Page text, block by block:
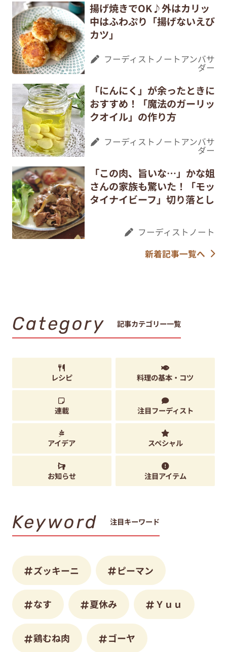
揚げ焼きでOK♪外はカリッ
中はふわぷり「揚げないえび
カツ」
フーディストノートアンバサ
ダー
「にんにく」が余ったときに
おすすめ！「魔法のガーリッ
クオイル」の作り方
フーディストノートアンバサ
ダー
「この肉、旨いな…」かな姐
さんの家族も驚いた！「モッ
タイナイビーフ」切り落とし
フーディストノート
新着記事一覧へ
Category 記事カテゴリー一覧
レシピ 料理の基本・コツ
連載 注目フーディスト
アイデア スペシャル
お知らせ 注目アイテム
Keyword 注目キーワード
ズッキーニ ピーマン
なす 夏休み Ｙｕｕ
鶏むね肉 ゴーヤ